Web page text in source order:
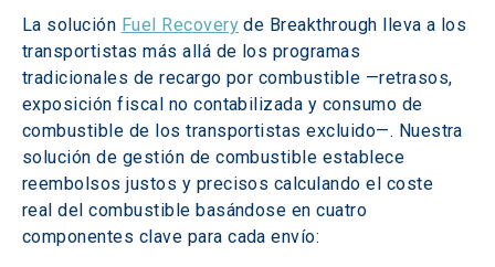
La solución Fuel Recovery de Breakthrough lleva a los
transportistas más allá de los programas
tradicionales de recargo por combustible —retrasos,
exposición fiscal no contabilizada y consumo de
combustible de los transportistas excluido—. Nuestra
solución de gestión de combustible establece
reembolsos justos y precisos calculando el coste
real del combustible basándose en cuatro
componentes clave para cada envío: